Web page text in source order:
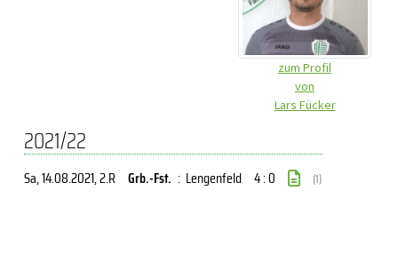
zum Profil
von
Lars Fücker
2021/22
Sa, 14.08.2021, 2.R Grb.-Fst. : Lengenfeld 4 : 0 (1)